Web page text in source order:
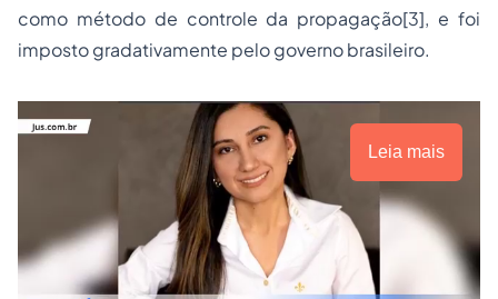
como método de controle da propagação[3], e foi
imposto gradativamente pelo governo brasileiro.
Leia mais